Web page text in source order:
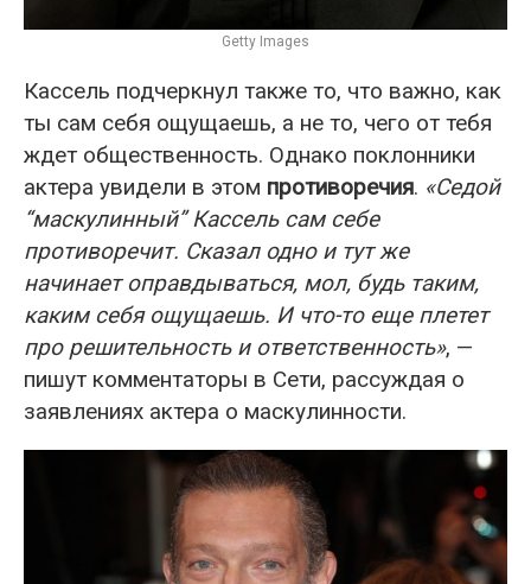
Getty Images
Кассель подчеркнул также то, что важно, как
ты сам себя ощущаешь, а не то, чего от тебя
ждет общественность. Однако поклонники
актера увидели в этом противоречия. «Седой
“маскулинный” Кассель сам себе
противоречит. Сказал одно и тут же
начинает оправдываться, мол, будь таким,
каким себя ощущаешь. И что-то еще плетет
про решительность и ответственность», —
пишут комментаторы в Сети, рассуждая о
заявлениях актера о маскулинности.